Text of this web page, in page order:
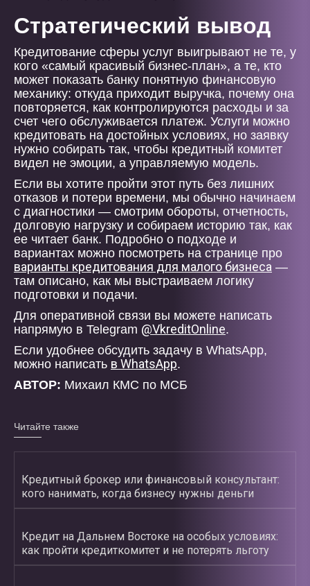
Стратегический вывод
Кредитование сферы услуг выигрывают не те, у
кого «самый красивый бизнес-план», а те, кто
может показать банку понятную финансовую
механику: откуда приходит выручка, почему она
повторяется, как контролируются расходы и за
счет чего обслуживается платеж. Услуги можно
кредитовать на достойных условиях, но заявку
нужно собирать так, чтобы кредитный комитет
видел не эмоции, а управляемую модель.
Если вы хотите пройти этот путь без лишних
отказов и потери времени, мы обычно начинаем
с диагностики — смотрим обороты, отчетность,
долговую нагрузку и собираем историю так, как
ее читает банк. Подробно о подходе и
вариантах можно посмотреть на странице про
варианты кредитования для малого бизнеса —
там описано, как мы выстраиваем логику
подготовки и подачи.
Для оперативной связи вы можете написать
напрямую в Telegram @VkreditOnline.
Если удобнее обсудить задачу в WhatsApp,
можно написать в WhatsApp.
АВТОР: Михаил КМС по МСБ
Читайте также
Кредитный брокер или финансовый консультант:
кого нанимать, когда бизнесу нужны деньги
Кредит на Дальнем Востоке на особых условиях:
как пройти кредиткомитет и не потерять льготу